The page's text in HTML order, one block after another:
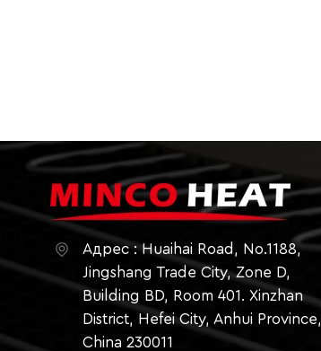
Адрес : Huaihai Road, No.1188,
Jingshang Trade City, Zone D,
Building BD, Room 401. Xinzhan
District, Hefei City, Anhui Province,
China 230011